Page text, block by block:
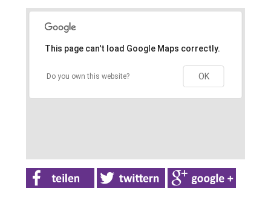
This page can't load Google Maps correctly.
Do you own this website? OK